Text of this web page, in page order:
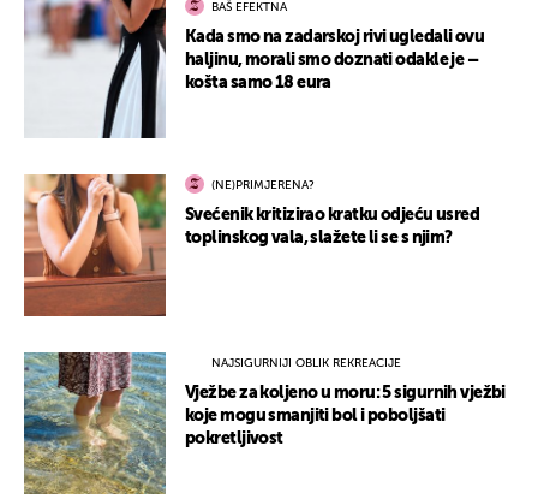
BAŠ EFEKTNA
Kada smo na zadarskoj rivi ugledali ovu
haljinu, morali smo doznati odakle je –
košta samo 18 eura
(NE)PRIMJERENA?
Svećenik kritizirao kratku odjeću usred
toplinskog vala, slažete li se s njim?
NAJSIGURNIJI OBLIK REKREACIJE
Vježbe za koljeno u moru: 5 sigurnih vježbi
koje mogu smanjiti bol i poboljšati
pokretljivost